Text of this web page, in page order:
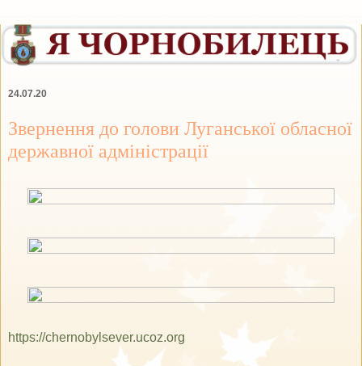
24.07.20
Звернення до голови Луганської обласної
державної адміністрації
https://chernobylsever.ucoz.org